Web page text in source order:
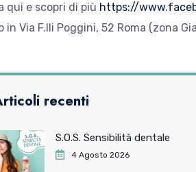
qui e scopri di più https://
in Via F.lli Poggini, 52 Roma (zona
recenti
S.O.S. Sensibilità dentale
4 Agosto 2026